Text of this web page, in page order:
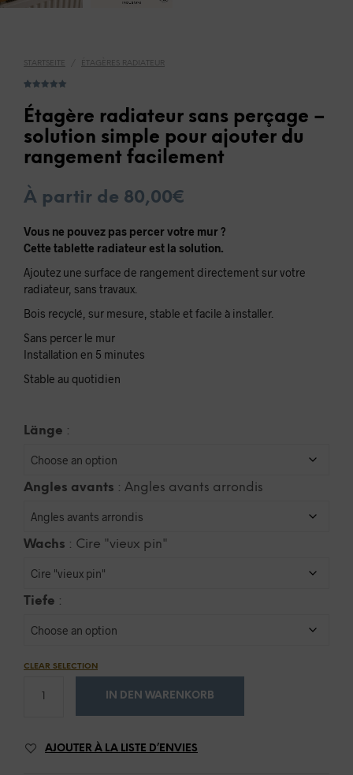
STARTSEITE ÉTAGÈRES RADIATEUR
5.00
basierend
auf
Kundenbewer
tungen
Étagère radiateur sans perçage –
solution simple pour ajouter du
rangement facilement
À partir de 80,00€
Vous ne pouvez pas percer votre mur ?
Cette tablette radiateur est la solution.
Ajoutez une surface de rangement directement sur votre
radiateur, sans travaux.
Bois recyclé, sur mesure, stable et facile à installer.
Sans percer le mur
Installation en 5 minutes
Stable au quotidien
Länge :
Angles avants : Angles avants arrondis
Wachs : Cire "vieux pin"
Tiefe :
CLEAR SELECTION
IN DEN WARENKORB
AJOUTER À LA LISTE D’ENVIES